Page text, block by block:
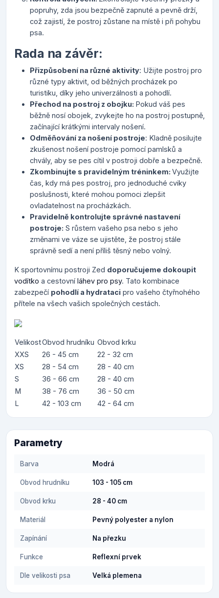
popruhy, zda jsou bezpečně zapnuté a pevně drží,
což zajistí, že postroj zůstane na místě i při pohybu
psa.
Rada na závěr:
Přizpůsobení na různé aktivity: Užijte postroj pro
různé typy aktivit, od běžných procházek po
turistiku, díky jeho univerzálnosti a pohodlí.
Přechod na postroj z obojku: Pokud váš pes
běžně nosí obojek, zvykejte ho na postroj postupně,
začínající krátkými intervaly nošení.
Odměňování za nošení postroje: Kladně posilujte
zkušenost nošení postroje pomocí pamlsků a
chvály, aby se pes cítil v postroji dobře a bezpečně.
Zkombinujte s pravidelným tréninkem: Využijte
čas, kdy má pes postroj, pro jednoduché cviky
poslušnosti, které mohou pomoci zlepšit
ovladatelnost na procházkách.
Pravidelně kontrolujte správné nastavení
postroje: S růstem vašeho psa nebo s jeho
změnami ve váze se ujistěte, že postroj stále
správně sedí a není příliš těsný nebo volný.
K sportovnímu postroji Zed doporučujeme dokoupit
vodítko a cestovní láhev pro psy. Tato kombinace
zabezpečí pohodlí a hydrataci pro vašeho čtyřnohého
přítele na všech vašich společných cestách.
VelikostObvod hrudníku Obvod krku
XXS
26 - 45 cm
22 - 32 cm
XS
28 - 54 cm
28 - 40 cm
S
36 - 66 cm
28 - 40 cm
M
38 - 76 cm
36 - 50 cm
L
42 - 103 cm 42 - 64 cm
Parametry
Barva Modrá
Obvod hrudníku 103 - 105 cm
Obvod krku 28 - 40 cm
Materiál Pevný polyester a nylon
Zapínání Na přezku
Funkce Reflexní prvek
Dle velikosti psa Velká plemena